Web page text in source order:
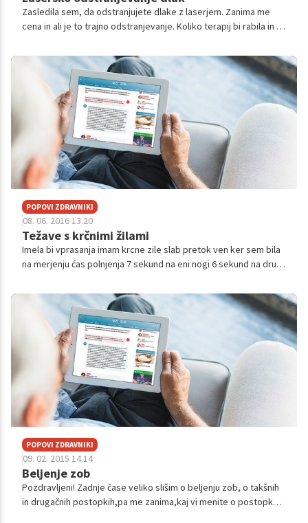
Zasledila sem, da odstranjujete dlake z laserjem. Zanima me
cena in ali je to trajno odstranjevanje. Koliko terapij bi rabila in ali
POPOVI ZDRAVNIKI
08. 06. 2016 13.20
Težave s krčnimi žilami
Imela bi vprasanja imam krcne zile slab pretok ven ker sem bila
na merjenju ćas polnjenja 7 sekund na eni nogi 6 sekund na drugi
opravim utra...
POPOVI ZDRAVNIKI
09. 02. 2015 14.14
Beljenje zob
Pozdravljeni! Zadnje čase veliko slišim o beljenju zob, o takšnih
in drugačnih postopkih,pa me zanima,kaj vi menite o postopku z